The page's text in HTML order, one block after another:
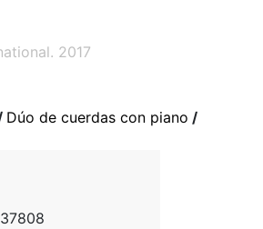
2017
Dúo de cuerdas con piano /